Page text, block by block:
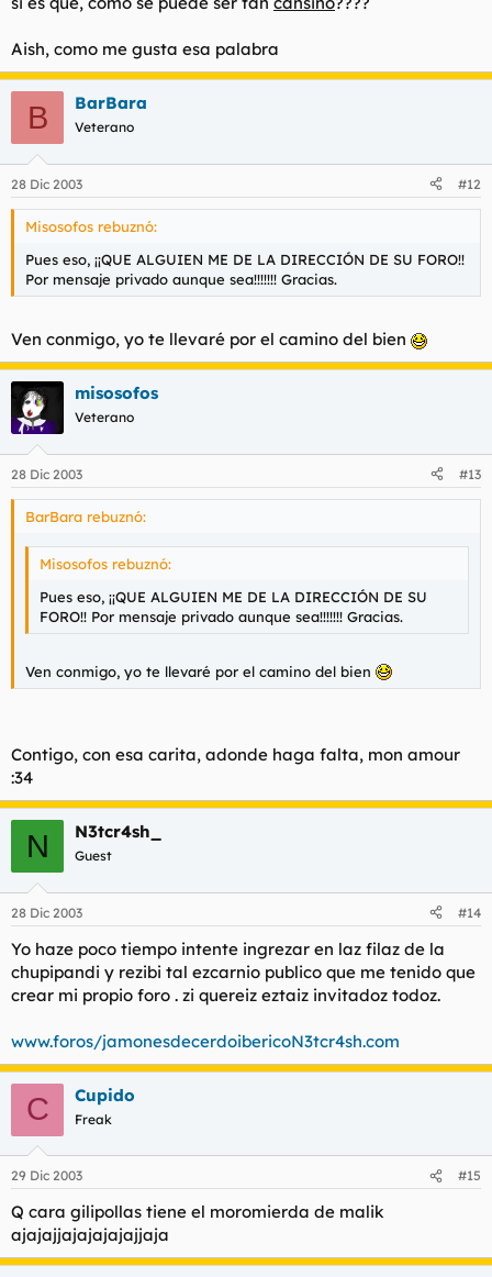
Aish, como me gusta esa palabra
B BarBara
Veterano
28 Dic 2003 #12
Misosofos rebuznó:
Pues eso, ¡¡QUE ALGUIEN ME DE LA DIRECCIÓN DE SU FORO!!
Por mensaje privado aunque sea!!!!!!! Gracias.
Ven conmigo, yo te llevaré por el camino del bien
misosofos
Veterano
28 Dic 2003 #13
BarBara rebuznó:
Misosofos rebuznó:
Pues eso, ¡¡QUE ALGUIEN ME DE LA DIRECCIÓN DE SU
FORO!! Por mensaje privado aunque sea!!!!!!! Gracias.
Ven conmigo, yo te llevaré por el camino del bien
Contigo, con esa carita, adonde haga falta, mon amour
:34
N N3tcr4sh_
Guest
28 Dic 2003 #14
Yo haze poco tiempo intente ingrezar en laz filaz de la
chupipandi y rezibi tal ezcarnio publico que me tenido que
crear mi propio foro . zi quereiz eztaiz invitadoz todoz.
www.foros/jamonesdecerdoibericoN3tcr4sh.com
C Cupido
Freak
29 Dic 2003 #15
Q cara gilipollas tiene el moromierda de malik
ajajajjajajajajajjaja